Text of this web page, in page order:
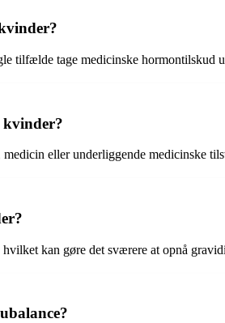
tilfælde tage medicinske hormontilskud
kvinder?
eller underliggende medicinske
kan gøre det sværere at opnå